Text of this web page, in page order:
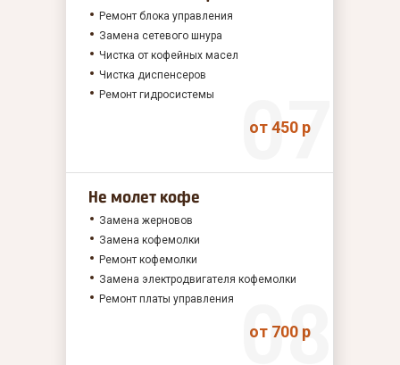
Ремонт блока управления
Замена сетевого шнура
Чистка от кофейных масел
Чистка диспенсеров
Ремонт гидросистемы
от 450 р
Не молет кофе
Замена жерновов
Замена кофемолки
Ремонт кофемолки
Замена электродвигателя кофемолки
Ремонт платы управления
от 700 р